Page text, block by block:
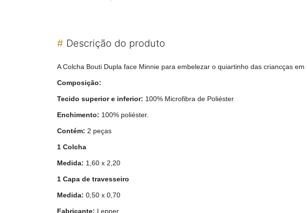
# Descrição do produto
A Colcha Bouti Dupla face Minnie para embelezar o quiartinho das criancças
Composição:
Tecido superior e inferior: 100% Microfibra de Poliéster
Enchimento: 100% poliéster.
Contém: 2 peças
1 Colcha
Medida: 1,60 x 2,20
1 Capa de travesseiro
Medida: 0,50 x 0,70
Fabricante: Lepper